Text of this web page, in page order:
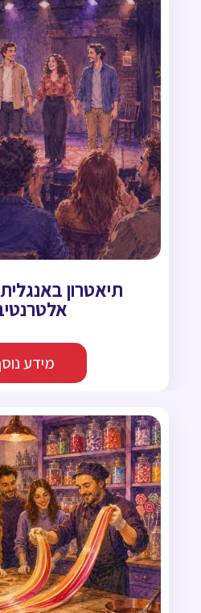
תיאטרון
מידע